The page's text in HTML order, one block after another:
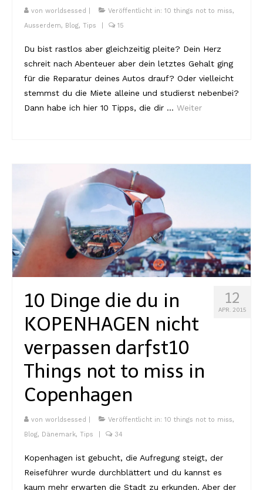
von worldsessed Veröffentlicht in: 10 things not to miss,
Ausserdem, Blog, Tips 15
Du bist rastlos aber gleichzeitig pleite? Dein Herz
schreit nach Abenteuer aber dein letztes Gehalt ging
für die Reparatur deines Autos drauf? Oder vielleicht
stemmst du die Miete alleine und studierst nebenbei?
Dann habe ich hier 10 Tipps, die dir … Weiter
12
APR. 2015
10 Dinge die du in
KOPENHAGEN nicht
verpassen darfst10
Things not to miss in
Copenhagen
von worldsessed Veröffentlicht in: 10 things not to miss,
Blog, Dänemark, Tips 34
Kopenhagen ist gebucht, die Aufregung steigt, der
Reiseführer wurde durchblättert und du kannst es
kaum mehr erwarten die Stadt zu erkunden. Aber der